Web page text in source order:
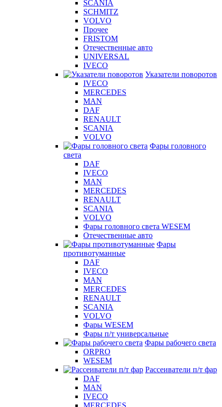
SCANIA
SCHMITZ
VOLVO
Прочее
FRISTOM
Отечественные авто
UNIVERSAL
IVECO
Указатели поворотов
IVECO
MERCEDES
MAN
DAF
RENAULT
SCANIA
VOLVO
Фары головного
света
DAF
IVECO
MAN
MERCEDES
RENAULT
SCANIA
VOLVO
Фары головного света WESEM
Отечественные авто
Фары
противотуманные
DAF
IVECO
MAN
MERCEDES
RENAULT
SCANIA
VOLVO
Фары WESEM
Фары п/т универсальные
Фары рабочего света
ORPRO
WESEM
Рассеиватели п/т фар
DAF
MAN
IVECO
MERCEDES